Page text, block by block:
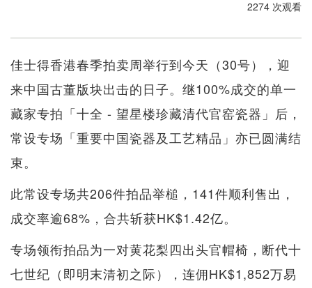
2274 次观看
佳士得香港春季拍卖周举行到今天（30号），迎
来中国古董版块出击的日子。继100%成交的单一
藏家专拍「十全 - 望星楼珍藏清代官窑瓷器」后，
常设专场「重要中国瓷器及工艺精品」亦已圆满结
束。
此常设专场共206件拍品举槌，141件顺利售出，
成交率逾68%，合共斩获HK$1.42亿。
专场领衔拍品为一对黄花梨四出头官帽椅，断代十
七世纪（即明末清初之际），连佣HK$1,852万易